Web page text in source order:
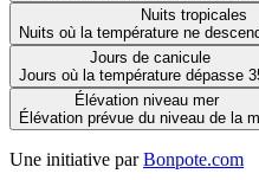
Nuits tropicales
Nuits où la température ne
Jours de canicule
Jours où la température dépasse
Élévation niveau mer
Élévation prévue du niveau de la
Une initiative par Bonpote.com